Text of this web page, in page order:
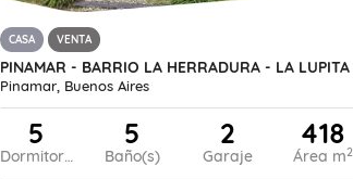
CASA VENTA
PINAMAR - BARRIO LA HERRADURA - LA LUPITA
Pinamar, Buenos Aires
5
Dormitorios
5
Baño(s)
2
Garaje
418
Área m2